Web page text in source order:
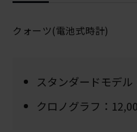
クォーツ(電池式時計)
スタンダードモデ
クロノグラフ：